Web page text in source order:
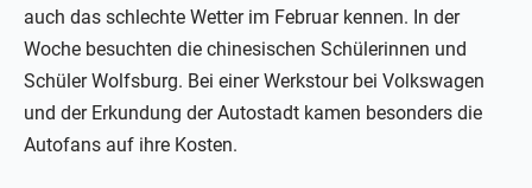
auch das schlechte Wetter im Februar kennen. In der
Woche besuchten die chinesischen Schülerinnen und
Schüler Wolfsburg. Bei einer Werkstour bei Volkswagen
und der Erkundung der Autostadt kamen besonders die
Autofans auf ihre Kosten.